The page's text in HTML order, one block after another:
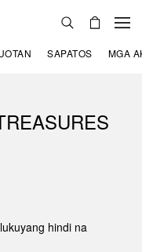
SAPATOS MGA
hindi na